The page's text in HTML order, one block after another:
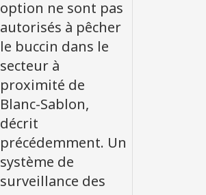
option ne sont pas
autorisés à pêcher
le buccin dans le
secteur à
proximité de
Blanc-Sablon,
décrit
précédemment. Un
système de
surveillance des